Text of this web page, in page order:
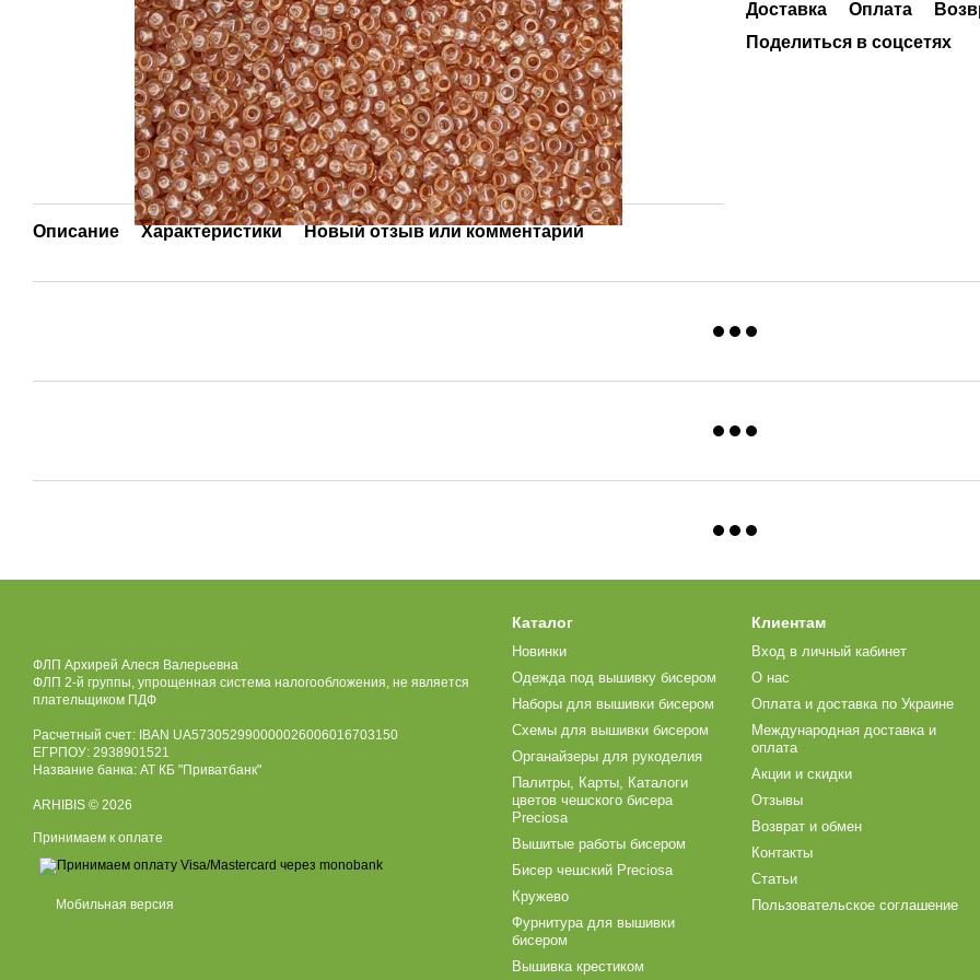
Описание Характеристики Новый отзыв или комментарий
Доставка Оплата
Поделиться в соцсетях
ФЛП Архирей Алеся Валерьевна
ФЛП 2-й группы, упрощенная система налогообложения, не является
плательщиком ПДФ
Расчетный счет: IBAN UA573052990000026006016703150
ЕГРПОУ: 2938901521
Название банка: АТ КБ "Приватбанк"
ARHIBIS © 2026
Принимаем к оплате
Мобильная версия
Каталог
Новинки
Одежда под вышивку бисером
Наборы для вышивки бисером
Схемы для вышивки бисером
Органайзеры для рукоделия
Палитры, Карты, Каталоги
цветов чешского бисера
Preciosa
Вышитые работы бисером
Бисер чешский Preciosa
Кружево
Фурнитура для вышивки
бисером
Вышивка крестиком
Клиентам
Вход в личный кабинет
О нас
Оплата и доставка по Украине
Международная доставка и
оплата
Акции и скидки
Отзывы
Возврат и обмен
Контакты
Статьи
Пользовательское соглашение